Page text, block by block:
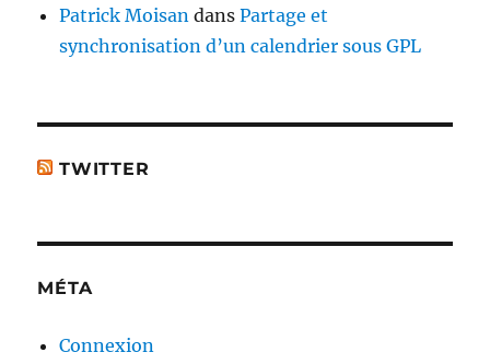
Patrick Moisan dansPartage et
synchronisation d’un calendrier sous GPL
TWITTER
MÉTA
Connexion